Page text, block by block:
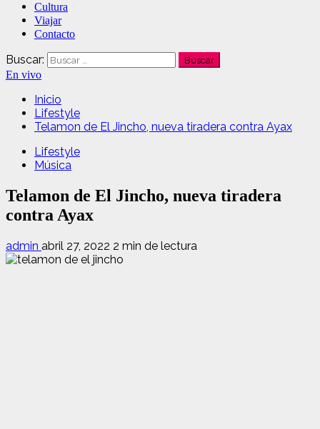
Cultura
Viajar
Contacto
Buscar:
En vivo
Inicio
Lifestyle
Telamon de El Jincho, nueva tiradera contra Ayax
Lifestyle
Música
Telamon de El Jincho, nueva tiradera
contra Ayax
admin abril 27, 2022 2 min de lectura